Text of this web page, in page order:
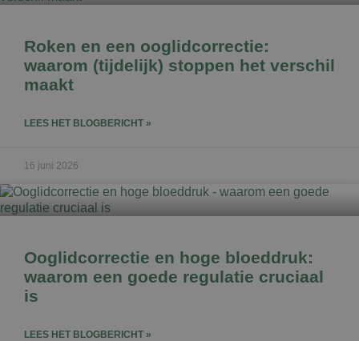
Roken en een ooglidcorrectie:
waarom (tijdelijk) stoppen het verschil
maakt
LEES HET BLOGBERICHT »
16 juni 2026
Ooglidcorrectie en hoge bloeddruk:
waarom een goede regulatie cruciaal
is
LEES HET BLOGBERICHT »